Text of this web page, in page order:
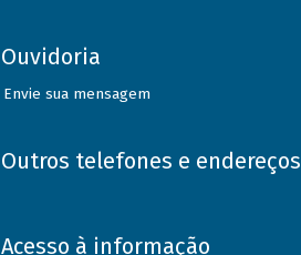
Ouvidoria
Envie sua mensagem
Outros telefones e endereços
Acesso à informação